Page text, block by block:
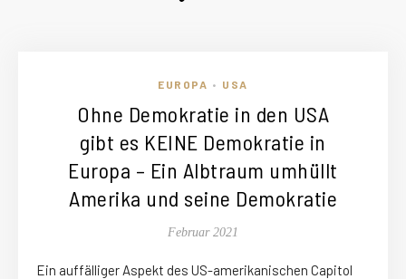
EUROPA • USA
Ohne Demokratie in den USA
gibt es KEINE Demokratie in
Europa – Ein Albtraum umhüllt
Amerika und seine Demokratie
Februar 2021
Ein auffälliger Aspekt des US-amerikanischen Capitol